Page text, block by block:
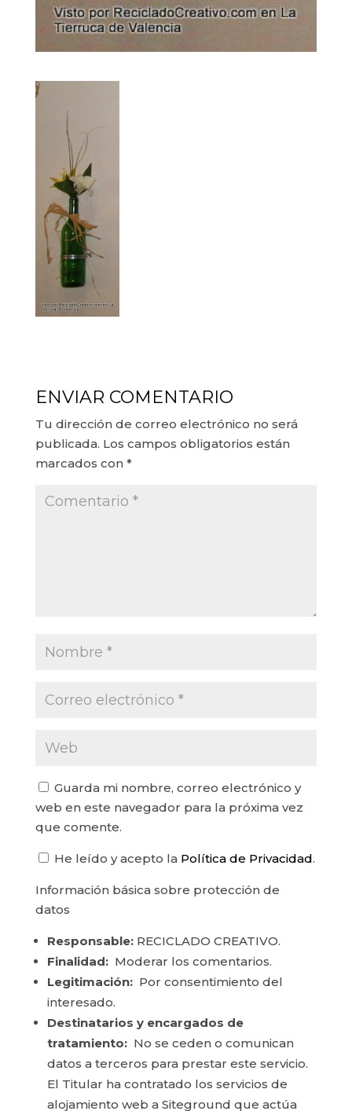
ENVIAR COMENTARIO
Tu dirección de correo electrónico no será
publicada. Los campos obligatorios están
marcados con *
Guarda mi nombre, correo electrónico y
web en este navegador para la próxima vez
que comente.
He leído y acepto la Política de Privacidad.
Información básica sobre protección de
datos
Responsable:RECICLADO CREATIVO.
Finalidad:Moderar los comentarios.
Legitimación:Por consentimiento del
interesado.
Destinatarios y encargados de
tratamiento:No se ceden o comunican
datos a terceros para prestar este servicio.
El Titular ha contratado los servicios de
alojamiento web a Siteground que actúa